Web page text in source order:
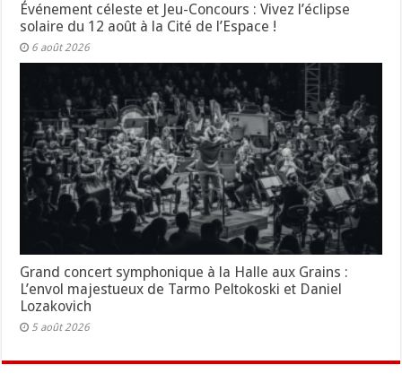
Événement céleste et Jeu-Concours : Vivez l’éclipse
solaire du 12 août à la Cité de l’Espace !
6 août 2026
Grand concert symphonique à la Halle aux Grains :
L’envol majestueux de Tarmo Peltokoski et Daniel
Lozakovich
5 août 2026